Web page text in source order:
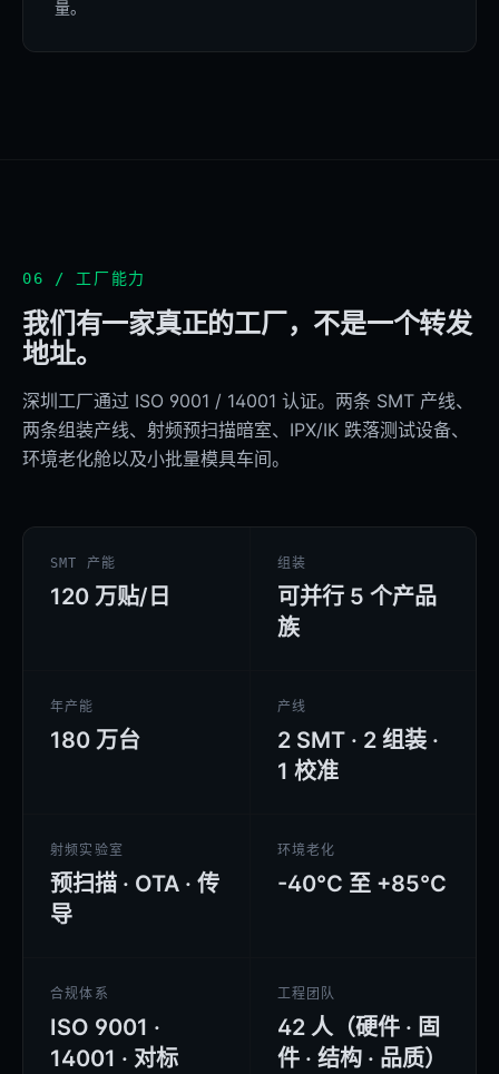
量。
06 / 工厂能力
我们有一家真正的工厂，不是一个转发
地址。
深圳工厂通过 ISO 9001 / 14001 认证。两条 SMT 产线、
两条组装产线、射频预扫描暗室、IPX/IK 跌落测试设备、
环境老化舱以及小批量模具车间。
SMT 产能
120 万贴/日
组装
可并行 5 个产品
族
年产能
180 万台
产线
2 SMT · 2 组装 ·
1 校准
射频实验室
预扫描 · OTA · 传
导
环境老化
-40°C 至 +85°C
合规体系
ISO 9001 ·
14001 · 对标
工程团队
42 人（硬件 · 固
件 · 结构 · 品质）